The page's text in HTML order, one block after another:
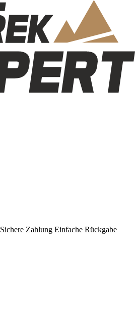
Sichere Zahlung Einfache Rückgabe